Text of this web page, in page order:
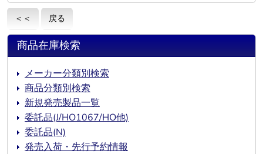
＜＜ 戻る
商品在庫検索
メーカー分類別検索
商品分類別検索
新規発売製品一覧
委託品(J/HO1067/HO他)
委託品(N)
発売入荷・先行予約情報